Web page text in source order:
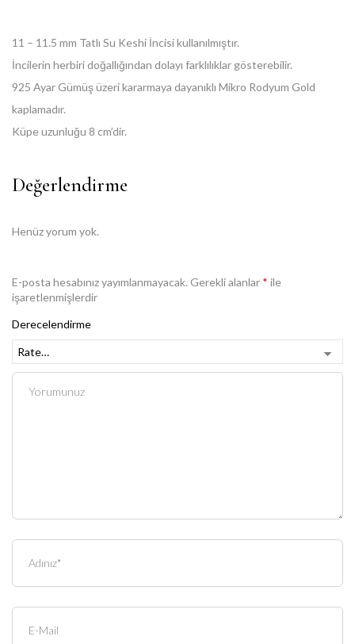
11 – 11.5 mm Tatlı Su Keshi İncisi kullanılmıştır.
İncilerin herbiri doğallığından dolayı farklılıklar gösterebilir.
925 Ayar Gümüş üzeri kararmaya dayanıklı Mikro Rodyum Gold
kaplamadır.
Küpe uzunluğu 8 cm’dir.
Değerlendirme
Henüz yorum yok.
E-posta hesabınız yayımlanmayacak. Gerekli alanlar * ile
işaretlenmişlerdir
Derecelendirme